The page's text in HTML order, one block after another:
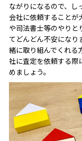
ながりになるので、し
会社に依頼することが
や司法書士等のやりと
てどんどん不安になり
緒に取り組んでくれる
社に査定を依頼する際
めましょう。